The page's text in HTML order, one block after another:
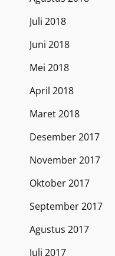
Juli 2018
Juni 2018
Mei 2018
April 2018
Maret 2018
Desember 2017
November 2017
Oktober 2017
September 2017
Agustus 2017
Juli 2017